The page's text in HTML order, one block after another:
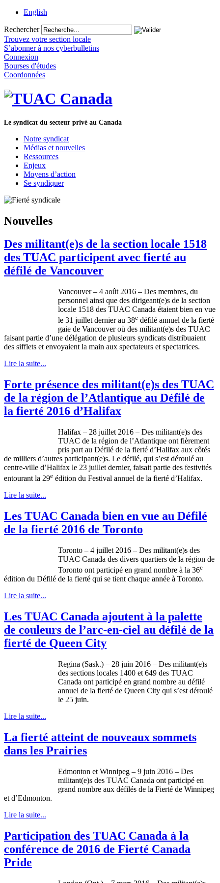
English
Rechercher
Trouvez votre section locale
S’abonner à nos cyberbulletins
Connexion
Bourses d'études
Coordonnées
Le syndicat du secteur privé au Canada
Notre syndicat
Médias et nouvelles
Ressources
Enjeux
Moyens d’action
Se syndiquer
Nouvelles
Des militant(e)s de la section locale 1518
des TUAC participent avec fierté au
défilé de Vancouver
Vancouver – 4 août 2016 – Des membres, du
personnel ainsi que des dirigeant(e)s de la section
locale 1518 des TUAC Canada étaient bien en vue
le 31 juillet dernier au 38e défilé annuel de la fierté
gaie de Vancouver où des militant(e)s des TUAC
faisant partie d’une délégation de plusieurs syndicats distribuaient
des sifflets et envoyaient la main aux spectateurs et spectatrices.
Lire la suite...
Forte présence des militant(e)s des TUAC
de la région de l’Atlantique au Défilé de
la fierté 2016 d’Halifax
Halifax – 28 juillet 2016 – Des militant(e)s des
TUAC de la région de l’Atlantique ont fièrement
pris part au Défilé de la fierté d’Halifax aux côtés
de milliers d’autres participant(e)s. Le défilé, qui s’est déroulé au
centre-ville d’Halifax le 23 juillet dernier, faisait partie des festivités
entourant la 29e édition du Festival annuel de la fierté d’Halifax.
Lire la suite...
Les TUAC Canada bien en vue au Défilé
de la fierté 2016 de Toronto
Toronto – 4 juillet 2016 – Des militant(e)s des
TUAC Canada des divers quartiers de la région de
Toronto ont participé en grand nombre à la 36e
édition du Défilé de la fierté qui se tient chaque année à Toronto.
Lire la suite...
Les TUAC Canada ajoutent à la palette
de couleurs de l’arc-en-ciel au défilé de la
fierté de Queen City
Regina (Sask.) – 28 juin 2016 – Des militant(e)s
des sections locales 1400 et 649 des TUAC
Canada ont participé en grand nombre au défilé
annuel de la fierté de Queen City qui s’est déroulé
le 25 juin.
Lire la suite...
La fierté atteint de nouveaux sommets
dans les Prairies
Edmonton et Winnipeg – 9 juin 2016 – Des
militant(e)s des TUAC Canada ont participé en
grand nombre aux défilés de la Fierté de Winnipeg
et d’Edmonton.
Lire la suite...
Participation des TUAC Canada à la
conférence de 2016 de Fierté Canada
Pride